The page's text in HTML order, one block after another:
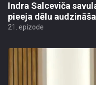
Indra Salceviča
pieeja dēlu
21. epizode